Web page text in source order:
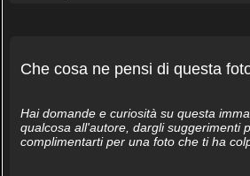
Che cosa ne pensi di questa
Hai domande e curiosità su questa
qualcosa all'autore, dargli suggerimenti
complimentarti per una foto che ti ha